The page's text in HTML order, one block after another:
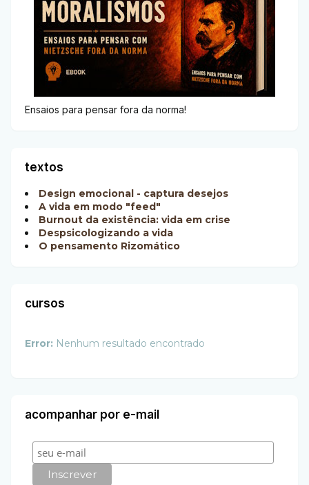
Ensaios para pensar fora da norma!
textos
Design emocional - captura desejos
A vida em modo "feed"
Burnout da existência: vida em crise
Despsicologizando a vida
O pensamento Rizomático
cursos
Error: Nenhum resultado encontrado
acompanhar por e-mail